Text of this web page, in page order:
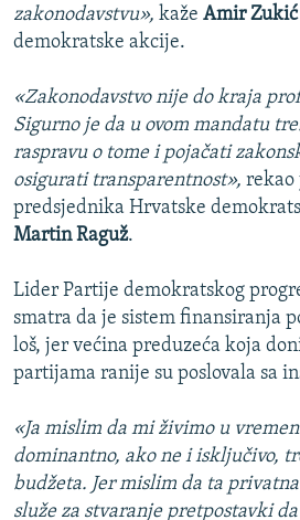
zakonodavstvu», kaže Amir Zukić
demokratske akcije.
«Zakonodavstvo nije do kraja
Sigurno je da u ovom mandatu
raspravu o tome i pojačati
osigurati transparentnost», rekao
predsjednika Hrvatske
Martin Raguž.
Lider Partije demokratskog
smatra da je sistem finansiranja
loš, jer većina preduzeća koja
partijama ranije su poslovala sa
«Ja mislim da mi živimo u
dominantno, ako ne i isključivo,
budžeta. Jer mislim da ta
služe za stvaranje pretpostavki